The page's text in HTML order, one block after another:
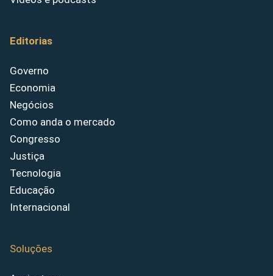
Editorias
Governo
Economia
Negócios
Como anda o mercado
Congresso
Justiça
Tecnologia
Educação
Internacional
Soluções